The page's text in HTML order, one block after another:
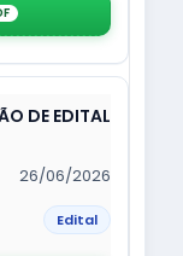
DE EDITAL
26/06/2026
Edital